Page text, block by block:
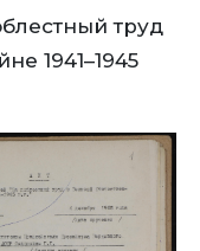
труд
1941–1945